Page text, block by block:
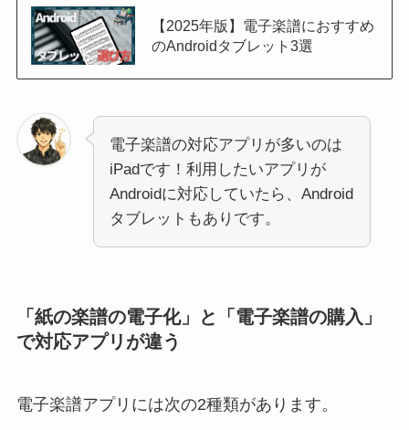
【2025年版】電子楽譜におすすめ
のAndroidタブレット3選
電子楽譜の対応アプリが多いのは
iPadです！利用したいアプリが
Androidに対応していたら、Android
タブレットもありです。
「紙の楽譜の電子化」と「電子楽譜の購入」
で対応アプリが違う
電子楽譜アプリには次の2種類があります。